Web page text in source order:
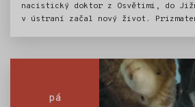
nacistický doktor z Osvětimi, do
v ústraní začal nový život.
Brazílií až do Paraguaye – muž,
jako „anděl smrti“, na tomto
metodicky konstruuje vlastní
zemského, aby se tak vyhnul
pá